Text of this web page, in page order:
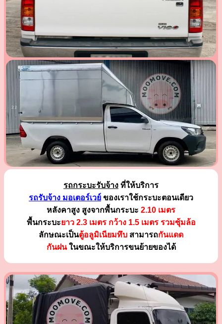
รถกระบะรับจ้าง ที่ให้บริการ
รถรับจ้าง มอเตอร์เวย์ ของเราใช้กระบะตอนเดียว
หลังคาสูง สูงจากพื้นกระบะ 2.10 เมตร
พื้นกระบะยาว 2.3 เมตร กว้าง 1.5 เมตร รวมซุ้มล้อ
ลักษณะเป็นตู้อลูมิเนียมทึบ สามารถกันแดด
กันฝนในขณะให้บริการขนย้ายของได้